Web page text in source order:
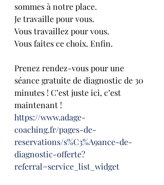
sommes à notre place.
Je travaille pour vous.
Vous travaillez pour vous.
Vous faites ce choix. Enfin.
Prenez rendez-vous pour une
séance gratuite de diagnostic de 30
minutes ! C’est juste ici, c’est
maintenant !
https://www.adage-
coaching.fr/pages-de-
reservations/s%C3%A9ance-de-
diagnostic-offerte?
referral=service_list_widget